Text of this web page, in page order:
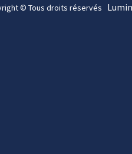
© Tous droits réservés